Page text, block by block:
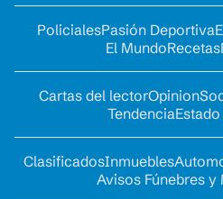
PolicialesPasión Deportiva
El MundoRecetas
Cartas del lectorOpinion
Tendencia
ClasificadosInmuebles
Avisos Fúnebres y